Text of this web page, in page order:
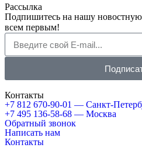
Рассылка
Подпишитесь на нашу новостную
всем первым!
Контакты
+7 812 670-90-01 — Санкт-
+7 495 136-58-68 — Москва
Обратный звонок
Написать нам
Контакты